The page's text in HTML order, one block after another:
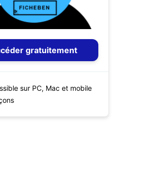
gratuitement
sur PC, Mac et mobile